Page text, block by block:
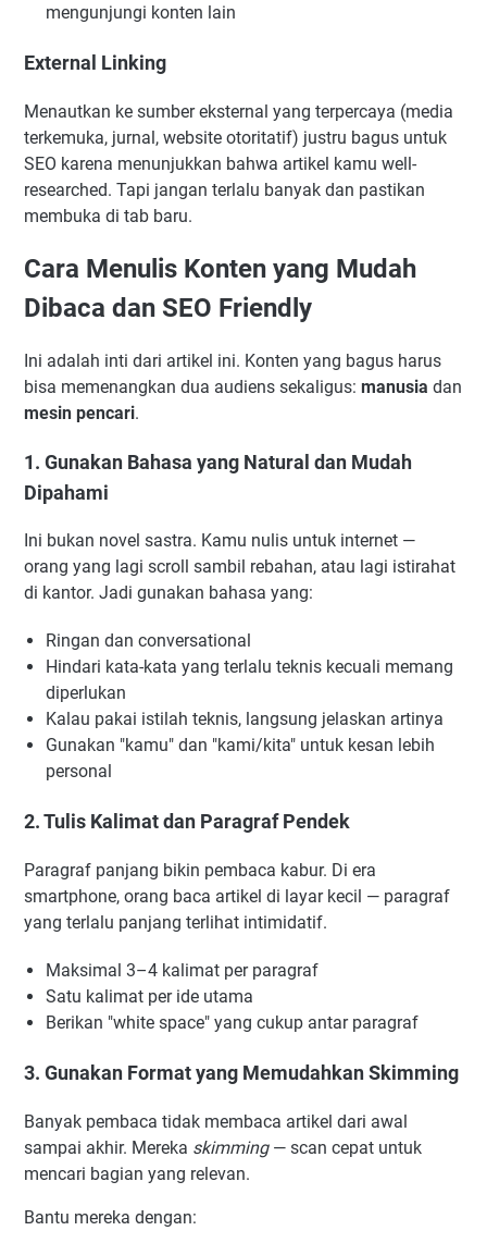
mengunjungi konten lain
External Linking
Menautkan ke sumber eksternal yang terpercaya (media
terkemuka, jurnal, website otoritatif) justru bagus untuk
SEO karena menunjukkan bahwa artikel kamu well-
researched. Tapi jangan terlalu banyak dan pastikan
membuka di tab baru.
Cara Menulis Konten yang Mudah
Dibaca dan SEO Friendly
Ini adalah inti dari artikel ini. Konten yang bagus harus
bisa memenangkan dua audiens sekaligus: manusia dan
mesin pencari.
1. Gunakan Bahasa yang Natural dan Mudah
Dipahami
Ini bukan novel sastra. Kamu nulis untuk internet —
orang yang lagi scroll sambil rebahan, atau lagi istirahat
di kantor. Jadi gunakan bahasa yang:
Ringan dan conversational
Hindari kata-kata yang terlalu teknis kecuali memang
diperlukan
Kalau pakai istilah teknis, langsung jelaskan artinya
Gunakan "kamu" dan "kami/kita" untuk kesan lebih
personal
2. Tulis Kalimat dan Paragraf Pendek
Paragraf panjang bikin pembaca kabur. Di era
smartphone, orang baca artikel di layar kecil — paragraf
yang terlalu panjang terlihat intimidatif.
Maksimal 3–4 kalimat per paragraf
Satu kalimat per ide utama
Berikan "white space" yang cukup antar paragraf
3. Gunakan Format yang Memudahkan Skimming
Banyak pembaca tidak membaca artikel dari awal
sampai akhir. Mereka skimming— scan cepat untuk
mencari bagian yang relevan.
Bantu mereka dengan: